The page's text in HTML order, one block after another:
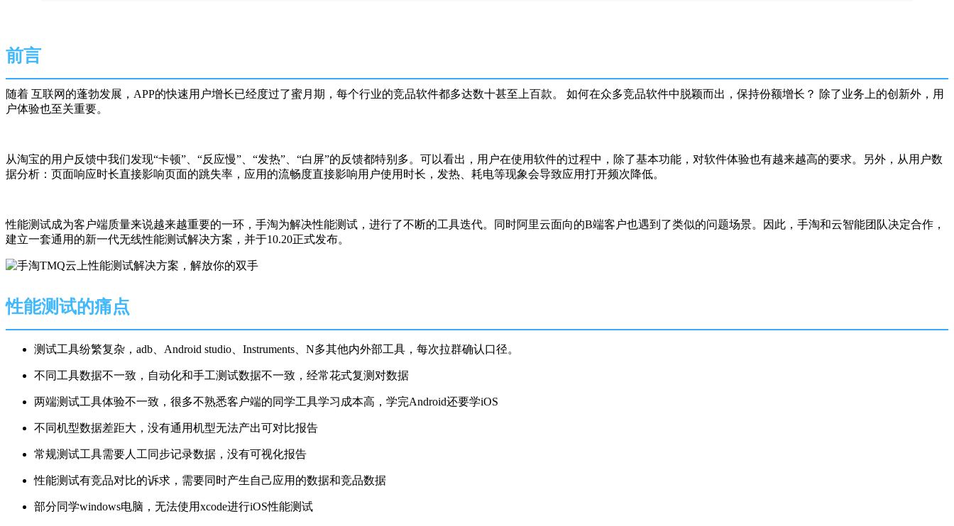
前言
随着 互联网的蓬勃发展，APP的快速用户增长已经度过了蜜月期，每个行业的竞品软件都多达数十甚至上百款。 如何在众多竞品软件中脱颖而出，保持份额增长？ 除了业务上的创新外，用
户体验也至关重要。
从淘宝的用户反馈中我们发现“卡顿”、“反应慢”、“发热”、“白屏”的反馈都特别多。可以看出， 用户在使用软件的过程中，除了基本功能，对软件体验也有越来越高的要求。另外，从用户数
据分析：页面响应时长直接影响页面的跳失率，应用的流畅度直接影响用户使用时长，发热、耗电等现象会导致应用打开频次降低。
性能测试成为客户端质量来说越来越重要的一环，手淘为解决性能测试，进行了不断的工具迭代。同时阿里云面向的B端客户也遇到了类似的问题场景。因此，手淘和云智能团队决定合作，
建立一套通用的新一代无线性能测试解决方案，并于10.20正式发布。
性能测试的痛点
测试工具纷繁复杂，adb、Android studio、Instruments、N多其他内外部工具，每次拉群确认口径。
不同工具数据不一致，自动化和手工测试数据不一致，经常花式复测对数据
两端测试工具体验不一致，很多不熟悉客户端的同学工具学习成本高，学完Android还要学iOS
不同机型数据差距大，没有通用机型无法产出可对比报告
常规测试工具需要人工同步记录数据，没有可视化报告
性能测试有竞品对比的诉求，需要同时产生自己应用的数据和竞品数据
部分同学windows电脑，无法使用xcode进行iOS性能测试